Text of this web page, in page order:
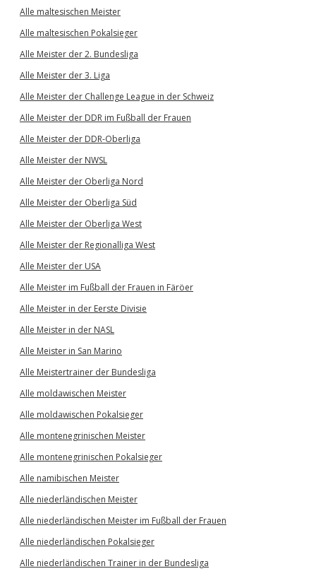
Alle maltesischen Meister
Alle maltesischen Pokalsieger
Alle Meister der 2. Bundesliga
Alle Meister der 3. Liga
Alle Meister der Challenge League in der Schweiz
Alle Meister der DDR im Fußball der Frauen
Alle Meister der DDR-Oberliga
Alle Meister der NWSL
Alle Meister der Oberliga Nord
Alle Meister der Oberliga Süd
Alle Meister der Oberliga West
Alle Meister der Regionalliga West
Alle Meister der USA
Alle Meister im Fußball der Frauen in Färöer
Alle Meister in der Eerste Divisie
Alle Meister in der NASL
Alle Meister in San Marino
Alle Meistertrainer der Bundesliga
Alle moldawischen Meister
Alle moldawischen Pokalsieger
Alle montenegrinischen Meister
Alle montenegrinischen Pokalsieger
Alle namibischen Meister
Alle niederländischen Meister
Alle niederländischen Meister im Fußball der Frauen
Alle niederländischen Pokalsieger
Alle niederländischen Trainer in der Bundesliga